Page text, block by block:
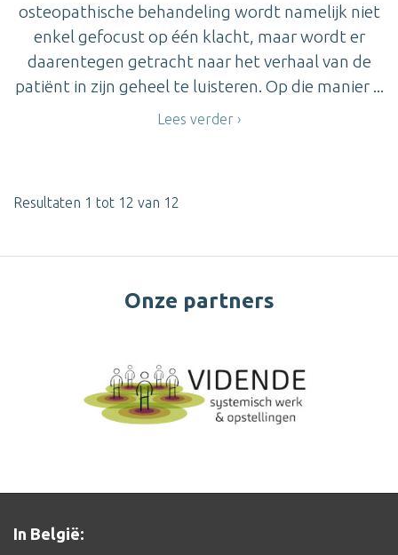
osteopathische behandeling wordt namelijk niet
enkel gefocust op één klacht, maar wordt er
daarentegen getracht naar het verhaal van de
patiënt in zijn geheel te luisteren. Op die manier ...
Lees verder
Resultaten 1 tot 12 van 12
Onze partners
In België: